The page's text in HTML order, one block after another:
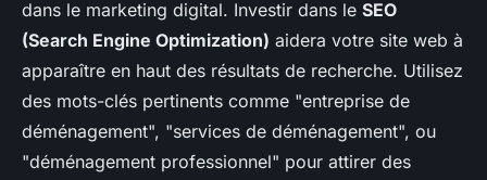
dans le marketing digital. Investir dans le SEO
(Search Engine Optimization) aidera votre site web à
apparaître en haut des résultats de recherche. Utilisez
des mots-clés pertinents comme "entreprise de
déménagement", "services de déménagement", ou
"déménagement professionnel" pour attirer des